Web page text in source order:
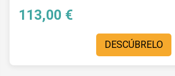
113,00 €
DESCÚBRELO